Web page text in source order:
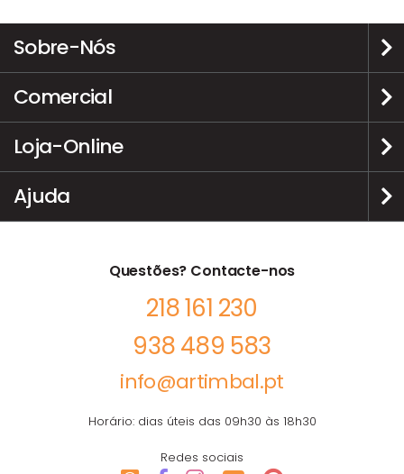
Sobre-Nós
Comercial
Loja-Online
Ajuda
Questões? Contacte-nos
218 161 230
938 489 583
info@artimbal.pt
Horário: dias úteis das 09h30 às 18h30
Redes sociais